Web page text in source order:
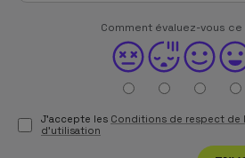
Comment évaluez-vous
J'accepte les Conditions de respect de
d'utilisation